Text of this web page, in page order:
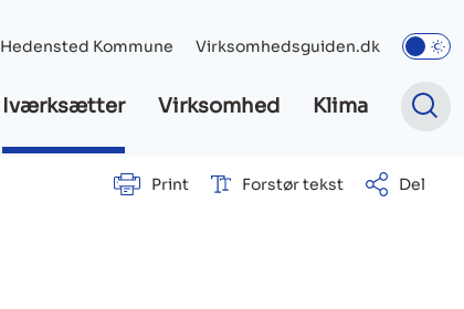
Hedensted Kommune Virksomhedsguiden.dk
Iværksætter Virksomhed Klima
Print Forstør tekst Del